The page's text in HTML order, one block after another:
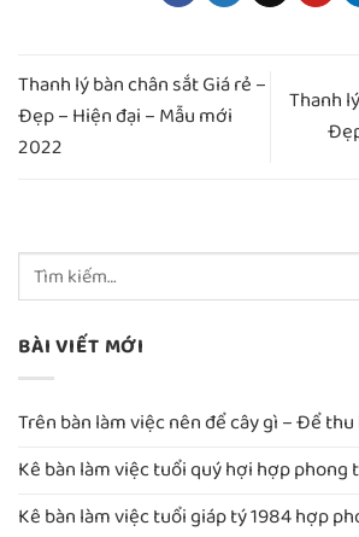
Thanh lý bàn chân sắt Giá rẻ –
Đẹp – Hiện đại – Mẫu mới
2022
Thanh
BÀI VIẾT MỚI
Trên bàn làm việc nên để cây gì – Để
Kê bàn làm việc tuổi quý hợi hợp phong
Kê bàn làm việc tuổi giáp tý 1984 hợp